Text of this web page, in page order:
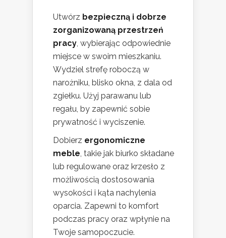
Utwórz bezpieczną i dobrze
zorganizowaną przestrzeń
pracy, wybierając odpowiednie
miejsce w swoim mieszkaniu.
Wydziel strefę roboczą w
narożniku, blisko okna, z dala od
zgiełku. Użyj parawanu lub
regału, by zapewnić sobie
prywatność i wyciszenie.
Dobierz ergonomiczne
meble, takie jak biurko składane
lub regulowane oraz krzesło z
możliwością dostosowania
wysokości i kąta nachylenia
oparcia. Zapewni to komfort
podczas pracy oraz wpłynie na
Twoje samopoczucie.